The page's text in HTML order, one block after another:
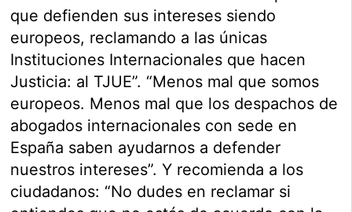
que defienden sus intereses siendo
europeos, reclamando a las únicas
Instituciones Internacionales que hacen
Justicia: al TJUE”. “Menos mal que somos
europeos. Menos mal que los despachos de
abogados internacionales con sede en
España saben ayudarnos a defender
nuestros intereses”. Y recomienda a los
ciudadanos: “No dudes en reclamar si